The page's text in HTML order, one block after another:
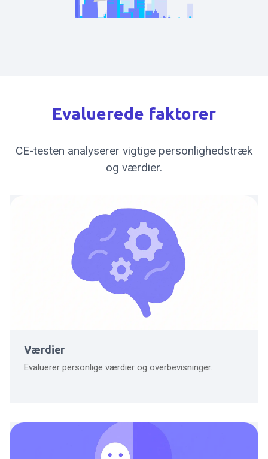
Evaluerede faktorer
CE-testen analyserer vigtige personlighedstræk
og værdier.
Værdier
Evaluerer personlige værdier og overbevisninger.